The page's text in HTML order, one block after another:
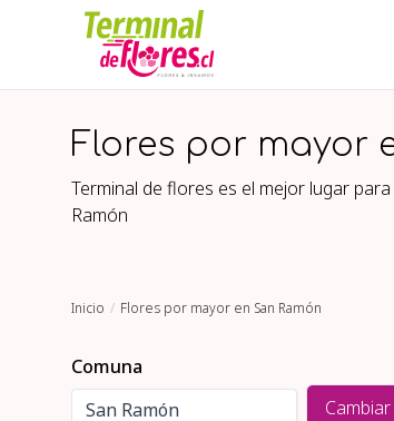
Flores por mayor
Terminal de flores es el mejor lugar
Ramón
Inicio Flores por mayor en San Ramón
Comuna
Cambiar